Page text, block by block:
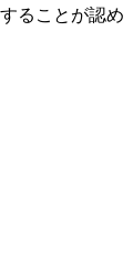
ることが認め